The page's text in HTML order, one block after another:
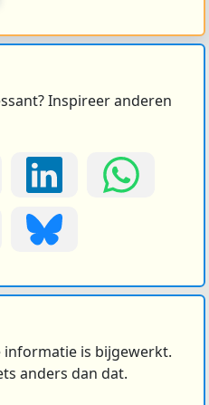
Inspireer anderen
informatie is bijgewerkt.
anders dan dat.